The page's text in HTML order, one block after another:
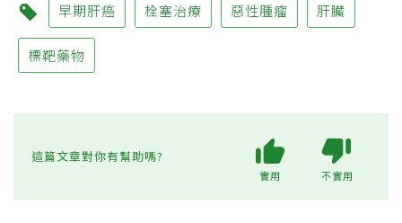
早期肝癌 栓塞治療 惡性腫瘤 肝臟
標靶藥物
這篇文章對你有幫助嗎?
實用 不實用